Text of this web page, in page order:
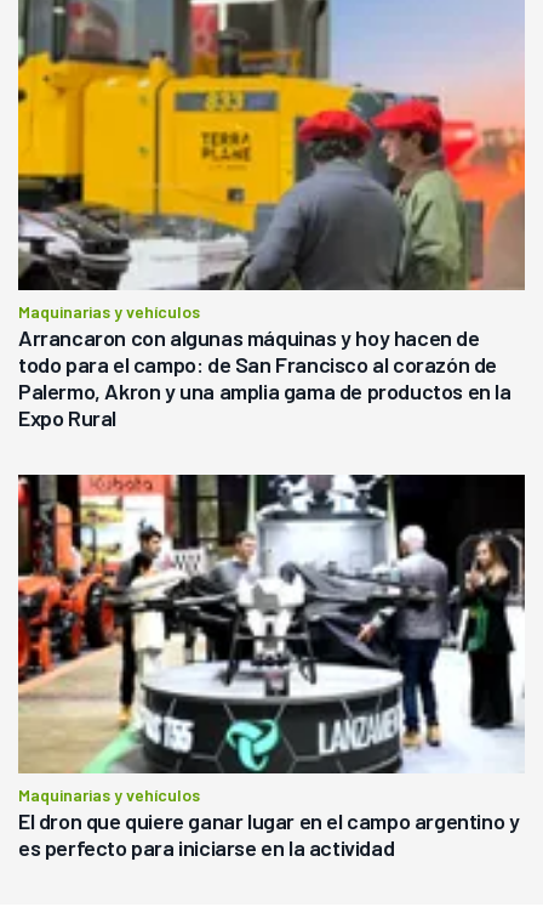
Maquinarias y vehículos
Arrancaron con algunas máquinas y hoy hacen de
todo para el campo: de San Francisco al corazón de
Palermo, Akron y una amplia gama de productos en la
Expo Rural
Maquinarias y vehículos
El dron que quiere ganar lugar en el campo argentino y
es perfecto para iniciarse en la actividad